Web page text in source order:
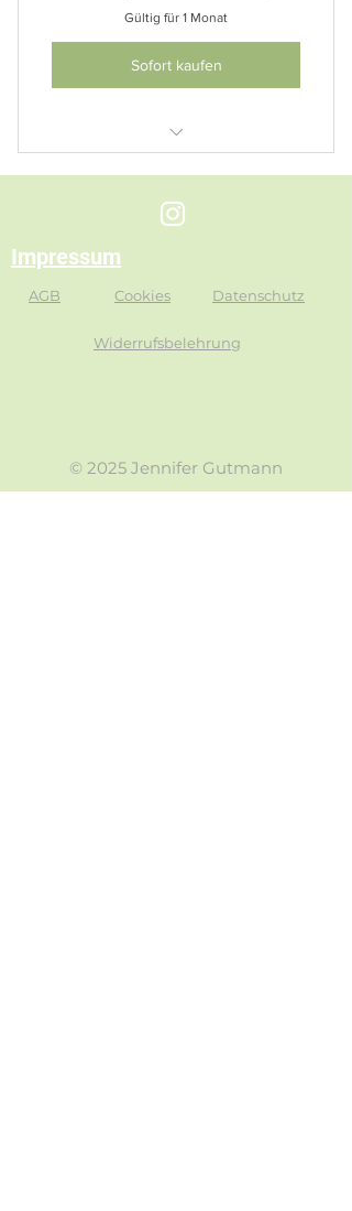
Gültig für 1 Monat
Sofort kaufen
Ich bin ein Vorteil
Ich bin ein Vorteil
Impressum
AGB Cookies Datenschutz
Widerrufsbelehrung
© 2025 Jennifer Gutmann